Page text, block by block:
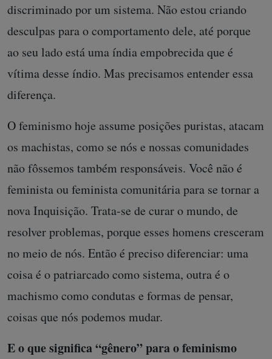
discriminado por um sistema. Não estou criando
desculpas para o comportamento dele, até porque
ao seu lado está uma índia empobrecida que é
vítima desse índio. Mas precisamos entender essa
diferença.
O feminismo hoje assume posições puristas, atacam
os machistas, como se nós e nossas comunidades
não fôssemos também responsáveis. Você não é
feminista ou feminista comunitária para se tornar a
nova Inquisição. Trata-se de curar o mundo, de
resolver problemas, porque esses homens cresceram
no meio de nós. Então é preciso diferenciar: uma
coisa é o patriarcado como sistema, outra é o
machismo como condutas e formas de pensar,
coisas que nós podemos mudar.
E o que significa “gênero” para o feminismo